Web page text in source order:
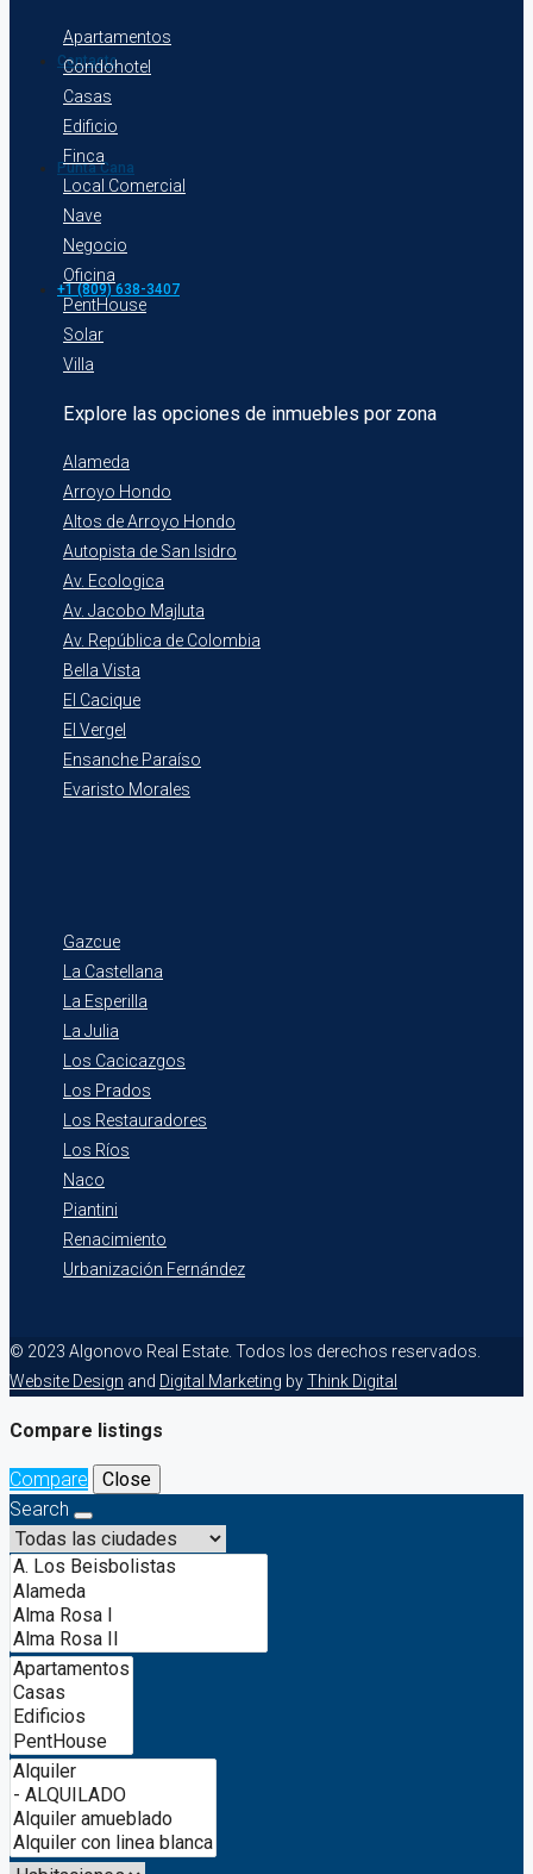
Contacto
Punta Cana
+1 (809) 638-3407
Apartamentos
Condohotel
Casas
Edificio
Finca
Local Comercial
Nave
Negocio
Oficina
PentHouse
Solar
Villa
Explore las opciones de inmuebles por zona
Alameda
Arroyo Hondo
Altos de Arroyo Hondo
Autopista de San Isidro
Av. Ecologica
Av. Jacobo Majluta
Av. República de Colombia
Bella Vista
El Cacique
El Vergel
Ensanche Paraíso
Evaristo Morales
Gazcue
La Castellana
La Esperilla
La Julia
Los Cacicazgos
Los Prados
Los Restauradores
Los Ríos
Naco
Piantini
Renacimiento
Urbanización Fernández
© 2023 Algonovo Real Estate. Todos los derechos reservados.
Website Design and Digital Marketing byThink Digital
Compare listings
Compare
Close
Search